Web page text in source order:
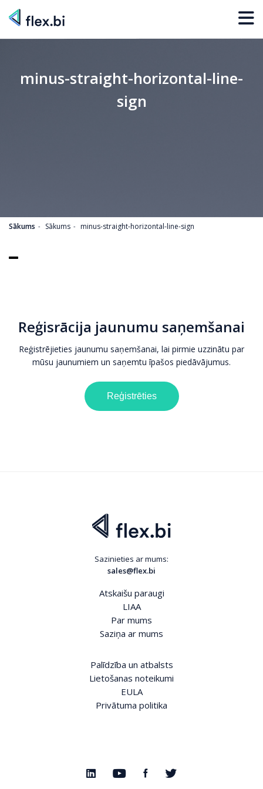
minus-straight-horizontal-line-
sign
Sākums Sākums minus-straight-horizontal-line-sign
Reģisrācija jaunumu saņemšanai
Reģistrējieties jaunumu saņemšanai, lai pirmie uzzinātu par
mūsu jaunumiem un saņemtu īpašos piedāvājumus.
Reģistrēties
Sazinieties ar mums:
sales@flex.bi
Atskaišu paraugi
LIAA
Par mums
Saziņa ar mums
Palīdzība un atbalsts
Lietošanas noteikumi
EULA
Privātuma politika